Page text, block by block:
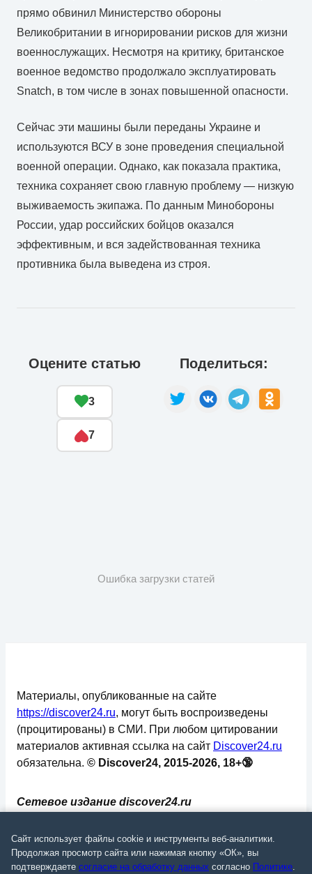
прямо обвинил Министерство обороны
Великобритании в игнорировании рисков для жизни
военнослужащих. Несмотря на критику, британское
военное ведомство продолжало эксплуатировать
Snatch, в том числе в зонах повышенной опасности.
Сейчас эти машины были переданы Украине и
используются ВСУ в зоне проведения специальной
военной операции. Однако, как показала практика,
техника сохраняет свою главную проблему — низкую
выживаемость экипажа. По данным Минобороны
России, удар российских бойцов оказался
эффективным, и вся задействованная техника
противника была выведена из строя.
Оцените статью
3
7
Поделиться:
Ошибка загрузки статей
Сетевое издание discover24.ru
надзору в сфере связи, информационных
технологий и массовых коммуникаций
(Роскомнадзор). Регистрационный номер: ЭЛ №
Материалы, опубликованные на сайте
https://discover24.ru, могут быть воспроизведены
(процитированы) в СМИ. При любом цитировании
материалов активная ссылка на сайт Discover24.ru
обязательна. © Discover24, 2015-2026, 18+🔞
Сайт использует файлы cookie и инструменты веб-аналитики.
Продолжая просмотр сайта или нажимая кнопку «ОК», вы
подтверждаете согласие на обработку данных согласно Политике.